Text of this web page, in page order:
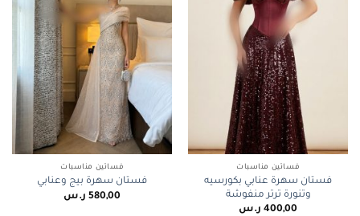
فساتين مناسبات
فستان سهرة عنابي بكورسيه
وتنورة ترتر منفوشة
400,00 ر.س
فساتين مناسبات
فستان سهرة بيج وعنابي
580,00 ر.س